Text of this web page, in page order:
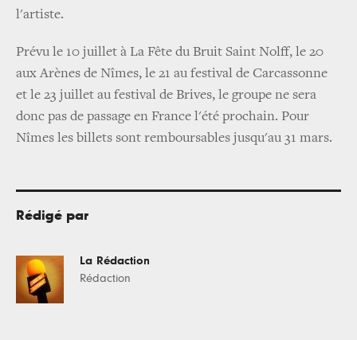
l'artiste.
Prévu le 10 juillet à La Fête du Bruit Saint Nolff, le 20
aux Arènes de Nîmes, le 21 au festival de Carcassonne
et le 23 juillet au festival de Brives, le groupe ne sera
donc pas de passage en France l'été prochain. Pour
Nîmes les billets sont remboursables jusqu'au 31 mars.
Rédigé par
La Rédaction
Rédaction